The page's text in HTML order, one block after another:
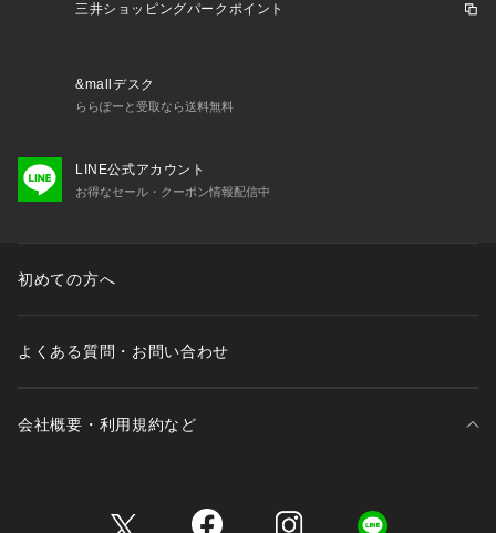
三井ショッピングパークポイント
&mallデスク
ららぽーと受取なら送料無料
LINE公式アカウント
お得なセール・クーポン情報配信中
初めての方へ
よくある質問・お問い合わせ
会社概要・利用規約など